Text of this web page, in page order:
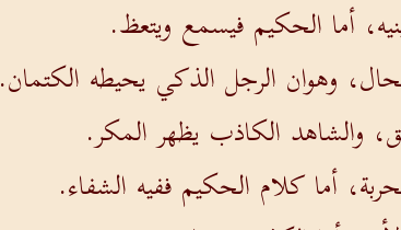
أما الحكيم فيسمع ويتعظ.
وهوان الرجل الذكي يحيطه الكتمان.
والشاهد الكاذب يظهر المكر.
أما كلام الحكيم ففيه الشفاء.